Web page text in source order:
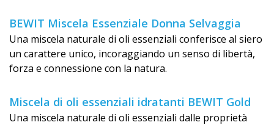
BEWIT Miscela Essenziale Donna Selvaggia
Una miscela naturale di oli essenziali conferisce al siero
un carattere unico, incoraggiando un senso di libertà,
forza e connessione con la natura.
Miscela di oli essenziali idratanti BEWIT Gold
Una miscela naturale di oli essenziali dalle proprietà